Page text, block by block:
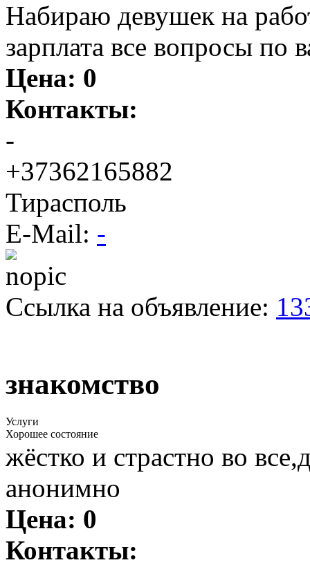
Набираю девушек на
зарплата все вопросы по
Цена: 0
Контакты:
-
+37362165882
Тирасполь
E-Mail: -
Ссылка на объявление:
знакомство
Услуги
Хорошее состояние
жёстко и страстно во
анонимно
Цена: 0
Контакты: